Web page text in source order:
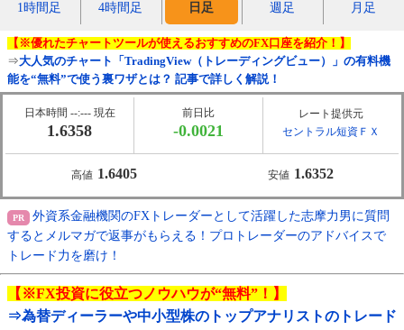
1時間足 4時間足 日足 週足 月足
【※優れたチャートツールが使えるおすすめのFX口座を紹介！】
⇒大人気のチャート「TradingView（トレーディングビュー）」の有料機
能を“無料”で使う裏ワザとは？ 記事で詳しく解説！
日本時間 --:--- 現在
1.6358
前日比
-0.0021
レート提供元
セントラル短資ＦＸ
高値 1.6405 安値 1.6352
外資系金融機関のFXトレーダーとして活躍した志摩力男に質問
するとメルマガで返事がもらえる！プロトレーダーのアドバイスで
トレード力を磨け！
【※FX投資に役立つノウハウが“無料”！】
⇒為替ディーラーや中小型株のトップアナリストのトレード